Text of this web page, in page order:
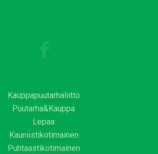
Kauppapuutarhaliitto
Puutarha&Kauppa
Lepaa
Kauniistikotimainen
Puhtaastikotimainen